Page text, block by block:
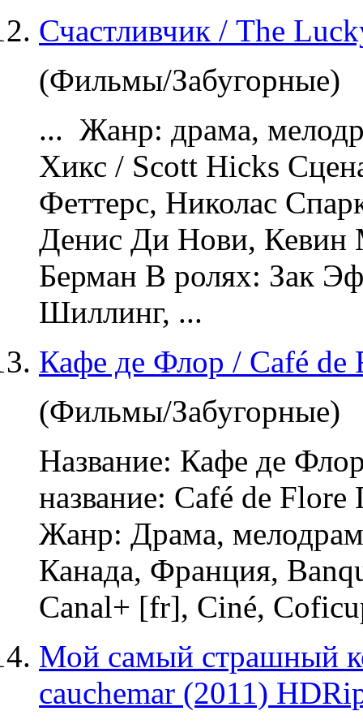
Счастливчик / The
(Фильмы/Забугорные)
... Жанр: драма,
Хикс / Scott Hicks
Феттерс, Николас
Денис Ди Нови,
Берман В ролях: Зак
Шиллинг, ...
Кафе де Флор / Café de
(Фильмы/Забугорные)
Название: Кафе де
название: Café de
Жанр: Драма,
Канада, Франция,
Canal+ [fr], Ciné,
Мой самый страшный
cauchemar (2011)